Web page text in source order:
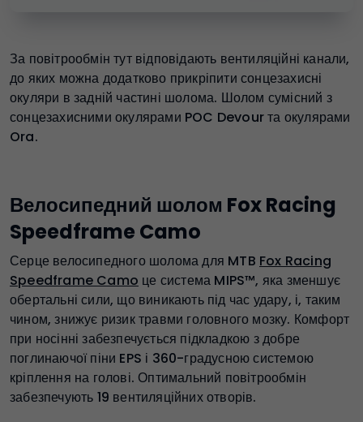
За повітрообмін тут відповідають вентиляційні канали,
до яких можна додатково прикріпити сонцезахисні
окуляри в задній частині шолома. Шолом сумісний з
сонцезахисними окулярами POC Devour та окулярами
Ora.
Велосипедний шолом Fox Racing
Speedframe Camo
Серце велосипедного шолома для MTB Fox Racing
Speedframe Camo це система MIPS™, яка зменшує
обертальні сили, що виникають під час удару, і, таким
чином, знижує ризик травми головного мозку. Комфорт
при носінні забезпечується підкладкою з добре
поглинаючої піни EPS і 360-градусною системою
кріплення на голові. Оптимальний повітрообмін
забезпечують 19 вентиляційних отворів.